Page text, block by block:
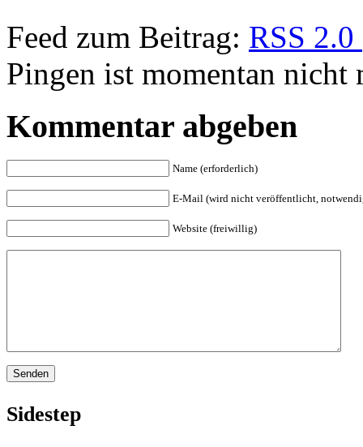
Feed zum Beitrag: RSS 2.0
Pingen ist momentan nicht
Kommentar abgeben
Name (erforderlich)
E-Mail (wird nicht veröffentlicht,
Website (freiwillig)
Sidestep